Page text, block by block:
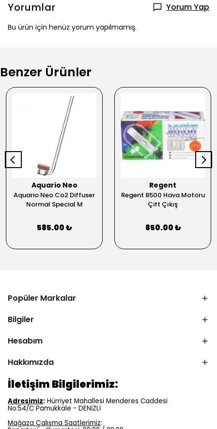
Yorumlar Yorum Yap
Bu ürün için henüz yorum yapılmamış.
Benzer Ürünler
Aquario Neo
Aquario Neo Co2 Diffuser
Normal Special M
585.00 ₺
Regent
Regent 8500 Hava Motoru
Çift Çıkış
850.00 ₺
Popüler Markalar
Bilgiler
Hesabım
Hakkımızda
İletişim Bilgilerimiz:
Adresimiz: Hürriyet Mahallesi Menderes Caddesi
No:54/C Pamukkale - DENİZLİ
Mağaza Çalışma Saatlerimiz: